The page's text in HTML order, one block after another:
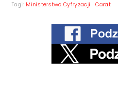
Tagi: Ministerstwo Cyfryzacji |Carat